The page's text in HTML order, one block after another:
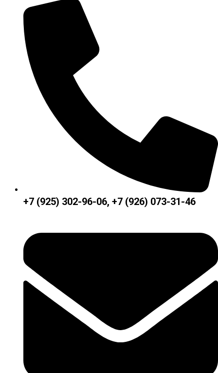
+7 (925) 302-96-06, +7 (926) 073-31-46